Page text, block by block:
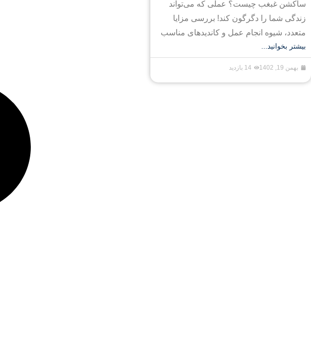
ساکشن غبغب چیست؟ عملی که می‌تواند
زندگی شما را دگرگون کند! بررسی مزایا
متعدد، شیوه انجام عمل و کاندیدهای مناسب
بیشتر بخوانید...
بهمن 19, 1402 14 بازدید